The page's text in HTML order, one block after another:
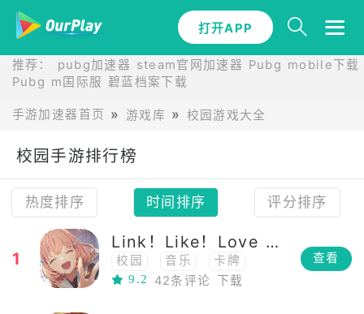
打开APP
推荐： pubg加速器 steam官网加速器 Pubg mobile下载
Pubg m国际服 碧蓝档案下载
手游加速器首页 游戏库 校园游戏大全
校园手游排行榜
热度排序 时间排序 评分排序
1
Link！Like！Love Live！
校园 音乐
卡牌
偶像
二次元
9.2 42条评论 下载
查看